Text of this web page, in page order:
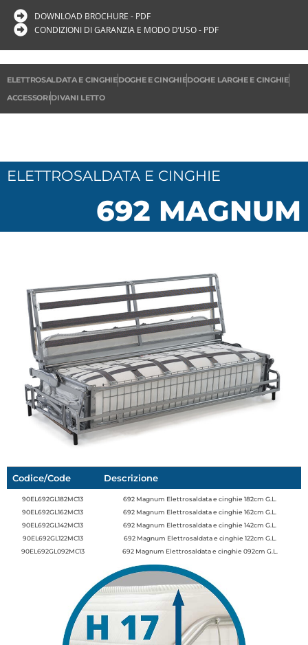
DOWNLOAD BROCHURE - PDF
CONDIZIONI DI GARANZIA E MODO D’USO - PDF
ELETTROSALDATA E CINGHIEDOGHE E CINGHIEDOGHE LARGHE E CINGHIE
ACCESSORIDIVANI LETTO
ELETTROSALDATA E CINGHIE
692 MAGNUM
Codice/Code Descrizione
90EL692GL182MC13
692 Magnum Elettrosaldata e cinghie 182cm G.L.
90EL692GL162MC13
692 Magnum Elettrosaldata e cinghie 162cm G.L.
90EL692GL142MC13
692 Magnum Elettrosaldata e cinghie 142cm G.L.
90EL692GL122MC13
692 Magnum Elettrosaldata e cinghie 122cm G.L.
90EL692GL092MC13
692 Magnum Elettrosaldata e cinghie 092cm G.L.